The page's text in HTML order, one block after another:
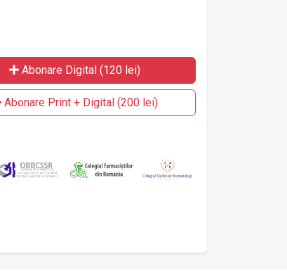
Abonare Digital (120 lei)
Abonare Print + Digital (200 lei)